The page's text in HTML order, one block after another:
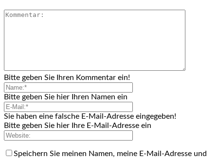
Bitte geben Sie Ihren Kommentar ein!
Bitte geben Sie hier Ihren Namen ein
Sie haben eine falsche E-Mail-Adresse eingegeben!
Bitte geben Sie hier Ihre E-Mail-Adresse ein
Speichern Sie meinen Namen, meine E-Mail-Adresse und